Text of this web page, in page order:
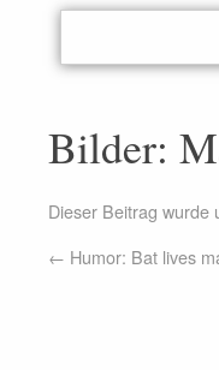
Bilder:
Dieser Beitrag wurde
← Humor: Bat lives